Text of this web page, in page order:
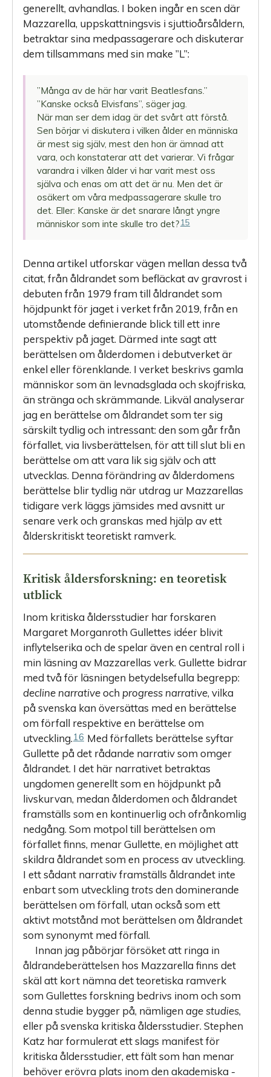
generellt, avhandlas. I boken ingår en scen där
Mazzarella, uppskattningsvis i sjuttioårsåldern,
betraktar sina medpassagerare och diskuterar
dem tillsammans med sin make ”L”:
”Många av de här har varit Beatlesfans.”
”Kanske också Elvisfans”, säger jag.
När man ser dem idag är det svårt att förstå.
Sen börjar vi diskutera i vilken ålder en människa
är mest sig själv, mest den hon är ämnad att
vara, och konstaterar att det varierar. Vi frågar
varandra i vilken ålder vi har varit mest oss
själva och enas om att det är nu. Men det är
osäkert om våra medpassagerare skulle tro
det. Eller: Kanske är det snarare långt yngre
människor som inte skulle tro det? 15
Denna artikel utforskar vägen mellan dessa två
citat, från åldrandet som befläckat av gravrost i
debuten från 1979 fram till åldrandet som
höjdpunkt för jaget i verket från 2019, från en
utomstående ­definierande blick till ett inre
perspektiv på jaget. Därmed inte sagt att
berättelsen om ålderdomen i debutverket är
enkel eller förenklande. I verket beskrivs gamla
människor som än levnadsglada och skojfriska,
än stränga och skrämmande. Likväl analyserar
jag en berättelse om åldrandet som ter sig
särskilt tydlig och intressant: den som går från
förfallet, via livsberättelsen, för att till slut bli en
berättelse om att vara lik sig själv och att
utvecklas. Denna förändring av ålderdomens
berättelse blir tydlig när utdrag ur Mazzarellas
tidigare verk läggs jämsides med avsnitt ur
senare verk och granskas med hjälp av ett
ålderskritiskt teoretiskt ramverk.
Kritisk åldersforskning: en teoretisk
utblick
Inom kritiska åldersstudier har forskaren
Margaret Morganroth ­Gullettes idéer blivit
inflytelserika och de spelar även en central roll i
min läsning av Mazzarellas verk. Gullette bidrar
med två för läsningen betydelsefulla begrepp:
decline narrativeoch progress narrative, vilka
på svenska kan översättas med en berättelse
om förfall respektive en berättelse om
utveckling.16 Med förfallets berättelse syftar
Gullette på det rådande narrativ som omger
åldrandet. I det här narrativet betraktas
ungdomen generellt som en höjdpunkt på
livskurvan, medan ålderdomen och åldrandet
framställs som en kontinuerlig och ofrånkomlig
nedgång. Som motpol till berättelsen om
förfallet finns, menar Gullette, en möjlighet att
skildra åldrandet som en process av utveckling.
I ett sådant narrativ framställs åldrandet inte
enbart som utveckling trotsden dominerande
berättelsen om förfall, utan också som ett
aktivt motstånd mot berättelsen om åldrandet
som synonymt med förfall.
Innan jag påbörjar försöket att ringa in
åldrandeberättelsen hos Mazzarella finns det
skäl att kort nämna det teoretiska ramverk
som Gullettes forskning bedrivs inom och som
denna studie bygger på, nämligen age studies,
eller på svenska kritiska åldersstudier. Stephen
Katz har formulerat ett slags manifest för
kritiska åldersstudier, ett fält som han menar
behöver erövra plats inom den akademiska ­